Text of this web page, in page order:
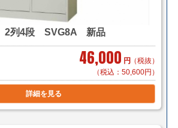
ついてはこちら
川、首都圏対応
～
に応じたお渡し方法で送料算出致しま
こちら
2列4段 SVG8A 新品
46,000 円 （税抜）
（税込：50,600円）
詳細を見る